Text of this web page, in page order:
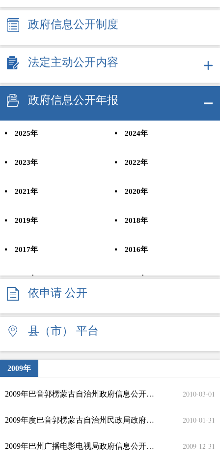
政府信息公开制度
法定主动公开内容
政府信息公开年报
2025年 2024年
2023年 2022年
2021年 2020年
2019年 2018年
2017年 2016年
2015年 2014年
2011年
2009年
依申请 公开
县（市） 平台
2009年
2009年巴音郭楞蒙古自治州政府信息公开年度报告 2010-03-01
2009年度巴音郭楞蒙古自治州民政局政府信息公开年度报告 2010-01-31
2009年巴州广播电影电视局政府信息公开年度报告 2009-12-31